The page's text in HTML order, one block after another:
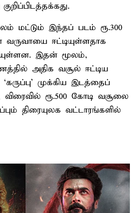
மட்டும் இந்தப் படம் ரூ.300
ஈட்டியுள்ளதாக
இதன் மூலம்,
அதிக வசூல் ஈட்டிய
முக்கிய இடத்தைப்
விரைவில் ரூ.500 கோடி வசூலை
திரையுலக வட்டாரங்களில்